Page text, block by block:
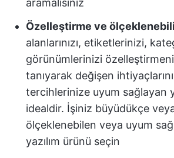
aramalısınız
Özelleştirme ve
alanlarınızı, etiketlerinizi,
görünümlerinizi
tanıyarak değişen
tercihlerinize uyum sağlayan
idealdir. İşiniz büyüdükçe
ölçeklenebilen veya uyum
yazılım ürünü seçin